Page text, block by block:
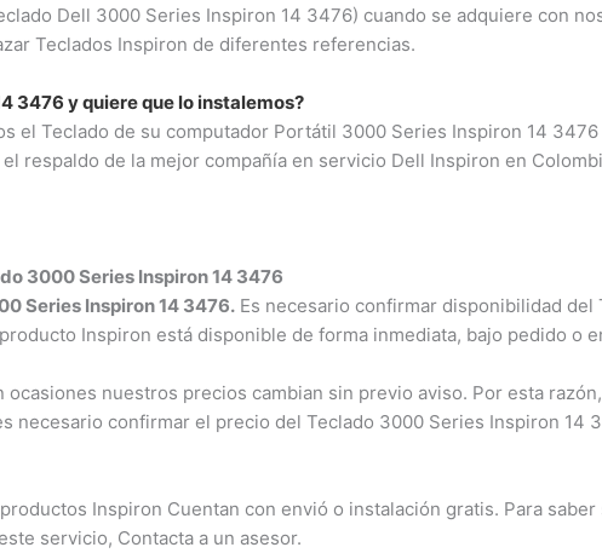
Dell 3000 Series Inspiron 14 3476) cuando se adquiere con
Teclados Inspiron de diferentes referencias.
3476 y quiere que lo instalemos?
el Teclado de su computador Portátil 3000 Series Inspiron 14 3476
respaldo de la mejor compañía en servicio Dell Inspiron en
3000 Series Inspiron 14 3476
Series Inspiron 14 3476.Es necesario confirmar disponibilidad del
Inspiron está disponible de forma inmediata, bajo pedido o
nuestros precios cambian sin previo aviso. Por esta razón,
necesario confirmar el precio del Teclado 3000 Series Inspiron 14
Inspiron Cuentan con envió o instalación gratis. Para saber
servicio, Contacta a un asesor.